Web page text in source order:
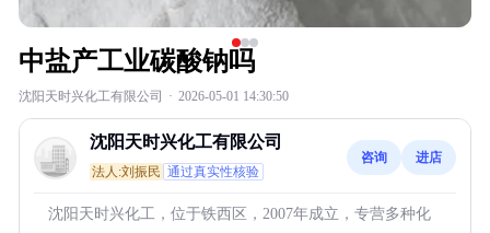
中盐产工业碳酸钠吗
沈阳天时兴化工有限公司 · 2026-05-01 14:30:50
沈阳天时兴化工有限公司
法人:刘振民 通过真实性核验
咨询 进店
沈阳天时兴化工，位于铁西区，2007年成立，专营多种化